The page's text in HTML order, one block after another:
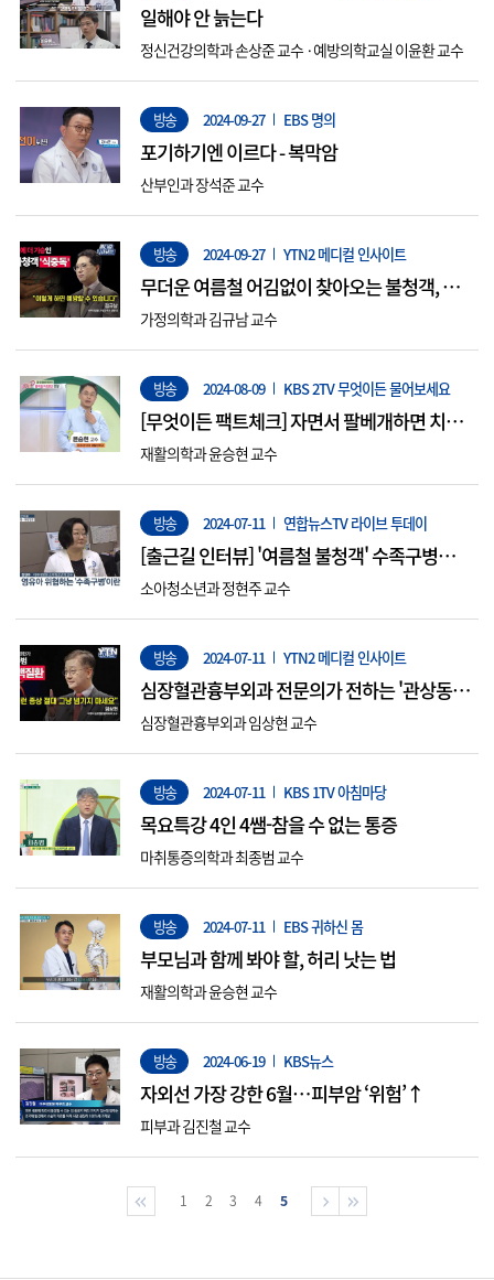
일해야 안 늙는다
정신건강의학과 손상준 교수 ·예방의학교실 이윤환 교수
방송 2024-09-27 EBS 명의
포기하기엔 이르다 - 복막암
산부인과 장석준 교수
방송 2024-09-27 YTN2 메디컬 인사이트
무더운 여름철 어김없이 찾아오는 불청객, 식
중독!
가정의학과 김규남 교수
방송 2024-08-09 KBS 2TV 무엇이든 물어보세요
[무엇이든 팩트체크] 자면서 팔베개하면 치명
적인 "흉곽출구증후군" 유발할 수 있다?
재활의학과 윤승현 교수
방송 2024-07-11 연합뉴스TV 라이브 투데이
[출근길 인터뷰] '여름철 불청객' 수족구병…우
리 아이 지킬 방법은?
소아청소년과 정현주 교수
방송 2024-07-11 YTN2 메디컬 인사이트
심장혈관흉부외과 전문의가 전하는 '관상동맥
질환의 증상과 치료법
심장혈관흉부외과 임상현 교수
방송 2024-07-11 KBS 1TV 아침마당
목요특강 4인 4쌤-참을 수 없는 통증
마취통증의학과 최종범 교수
방송 2024-07-11 EBS 귀하신 몸
부모님과 함께 봐야 할, 허리 낫는 법
재활의학과 윤승현 교수
방송 2024-06-19 KBS뉴스
자외선 가장 강한 6월…피부암 ‘위험’↑
피부과 김진철 교수
1 2 3 4 5